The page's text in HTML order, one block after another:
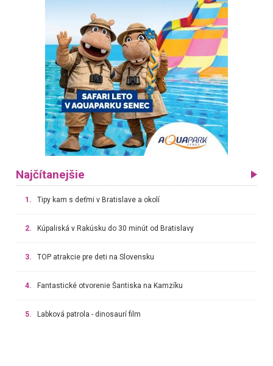
Najčítanejšie
1. Tipy kam s deťmi v Bratislave a okolí
2. Kúpaliská v Rakúsku do 30 minút od Bratislavy
3. TOP atrakcie pre deti na Slovensku
4. Fantastické otvorenie Šantiska na Kamzíku
5. Labková patrola - dinosaurí film